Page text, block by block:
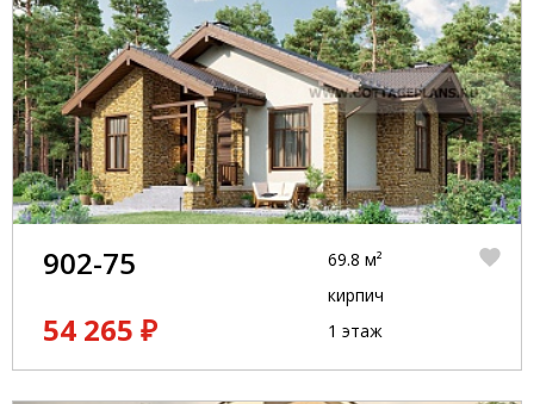
902-75
54 265 ₽
69.8 м²
кирпич
1 этаж